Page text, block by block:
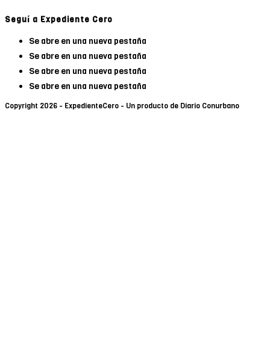
Seguí a Expediente Cero
Se abre en una nueva pestaña
Se abre en una nueva pestaña
Se abre en una nueva pestaña
Se abre en una nueva pestaña
Copyright 2026 - ExpedienteCero - Un producto de Diario Conurbano